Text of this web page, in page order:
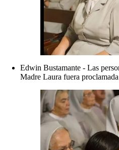
Edwin Bustamante - Las
Madre Laura fuera proclamada